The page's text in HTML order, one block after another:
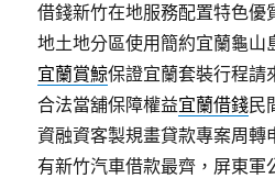
借錢新竹在地服務配置特色優
地土地分區使用簡約宜蘭龜山
宜蘭賞鯨保證宜蘭套裝行程請
合法當舖保障權益宜蘭借錢民
資融資客製規畫貸款專案周轉
有新竹汽車借款最齊，屏東軍